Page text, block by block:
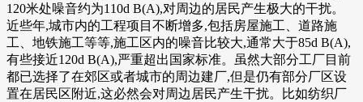
120米处噪音约为110d B(A),对周边的居民产生极大的干扰。
近些年,城市内的工程项目不断增多,包括房屋施工、道路施
工、地铁施工等等,施工区内的噪音比较大,通常大于85d B(A),
有些接近120d B(A),严重超出国家标准。虽然大部分工厂目前
都已选择了在郊区或者城市的周边建厂,但是仍有部分厂区设
置在居民区附近,这必然会对周边居民产生干扰。比如纺织厂